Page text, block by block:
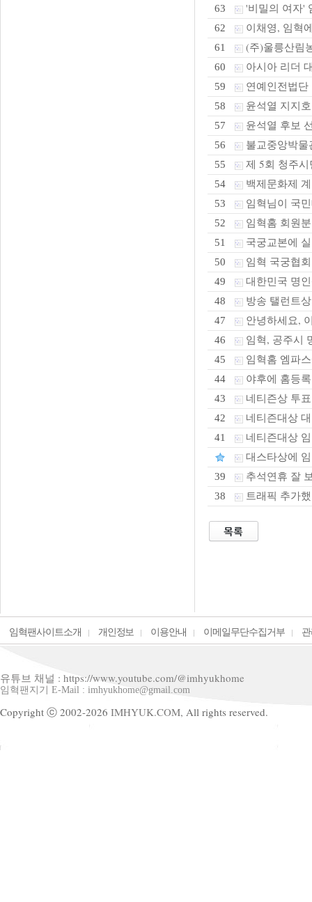
63 '비밀의 여자'
62 이채영, 임혁
61 (주)울릉산림
60 아시아 리더
59 연예인전법
58 윤석열 지지
57 윤석열 후보
56 불교중앙박물
55 제 5회 청주
54 백제문화제
53 임혁님이 국
52 임혁홈 회원
51 국궁교본에
50 임혁 국궁협
49 대한민국 명
48 방송 탤런트
47 안녕하세요,
46 임혁, 공주시
45 임혁홈 엠파
44 야후에 홈등
43 네티즌상 투
42 네티즌대상
41
네티즌대상
대스타상에
39 추석연휴 잘
38 트래픽 추가
임혁팬사이트소개 개인정보 이용안내 이메일무단수집거부
유튜브 채널 : https://www.youtube.com/@imhyukhome
임혁팬지기 E-Mail : imhyukhome@gmail.com
Copyright ⓒ 2002-2026 IMHYUK.COM, All rights reserved.